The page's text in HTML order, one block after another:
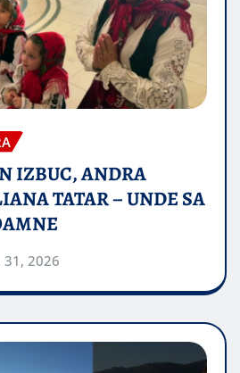
IZBUC, ANDRA
TATAR – UNDE SA
31, 2026